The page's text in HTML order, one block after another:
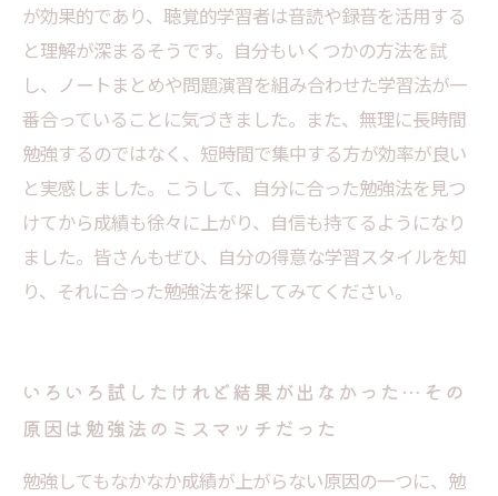
が効果的であり、聴覚的学習者は音読や録音を活用する
と理解が深まるそうです。自分もいくつかの方法を試
し、ノートまとめや問題演習を組み合わせた学習法が一
番合っていることに気づきました。また、無理に長時間
勉強するのではなく、短時間で集中する方が効率が良い
と実感しました。こうして、自分に合った勉強法を見つ
けてから成績も徐々に上がり、自信も持てるようになり
ました。皆さんもぜひ、自分の得意な学習スタイルを知
り、それに合った勉強法を探してみてください。
いろいろ試したけれど結果が出なかった…その
原因は勉強法のミスマッチだった
勉強してもなかなか成績が上がらない原因の一つに、勉